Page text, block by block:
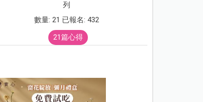
列
數量: 21 已報名: 432
21篇心得